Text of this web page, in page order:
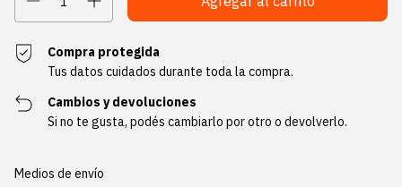
Compra protegida
Tus datos cuidados durante toda la compra.
Cambios y devoluciones
Si no te gusta, podés cambiarlo por otro o devolverlo.
Entregas para el CP:
Medios de envío